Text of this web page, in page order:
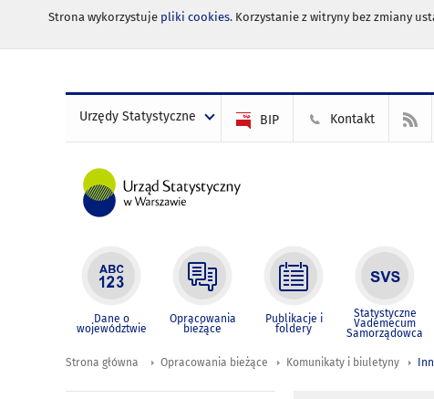
Strona wykorzystuje pliki cookies. Korzystanie z witryny bez zmiany
Urzędy Statystyczne BIP Kontakt
Dane o
województwie
Opracowania
bieżące
Publikacje i
foldery
Statystyczne
Vademecum
Samorządowca
Strona główna Opracowania bieżące Komunikaty i biuletyny